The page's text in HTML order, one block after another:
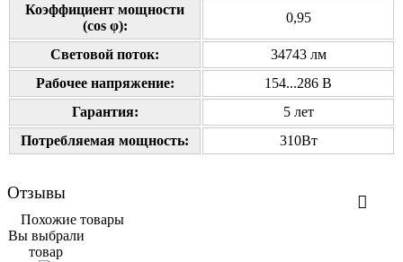
Коэффициент мощности
(cos φ):
0,95
Cветовой поток:
34743 лм
Рабочее напряжение:
154...286 В
Гарантия:
5 лет
Потребляемая мощность:
310Вт
Отзывы
Похожие товары
Вы выбрали
товар